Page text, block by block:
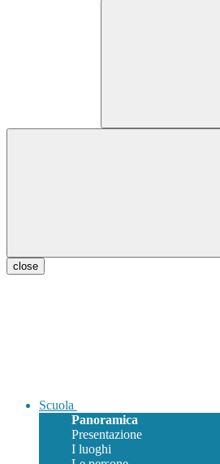
close
Scuola
Panoramica
Presentazione
I luoghi